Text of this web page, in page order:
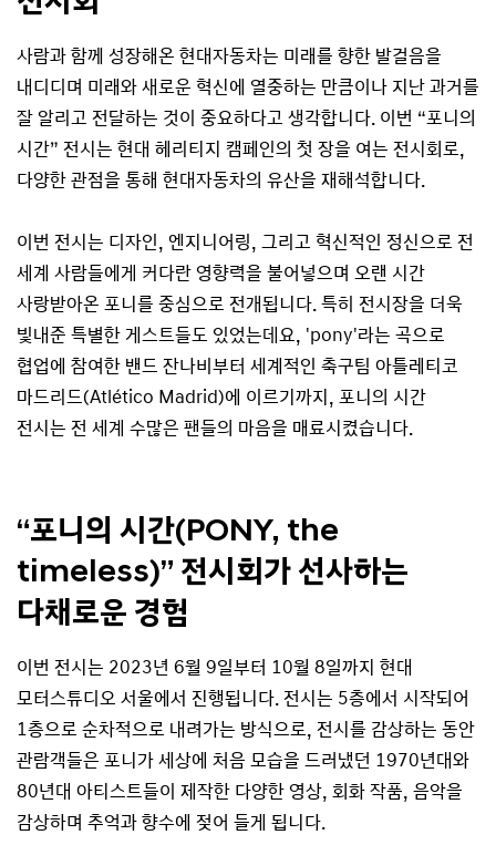
사람과 함께 성장해온 현대자동차는 미래를 향한 발걸음을
내디디며 미래와 새로운 혁신에 열중하는 만큼이나 지난 과거를
잘 알리고 전달하는 것이 중요하다고 생각합니다. 이번 “포니의
시간” 전시는 현대 헤리티지 캠페인의 첫 장을 여는 전시회로,
다양한 관점을 통해 현대자동차의 유산을 재해석합니다.
이번 전시는 디자인, 엔지니어링, 그리고 혁신적인 정신으로 전
세계 사람들에게 커다란 영향력을 불어넣으며 오랜 시간
사랑받아온 포니를 중심으로 전개됩니다. 특히 전시장을 더욱
빛내준 특별한 게스트들도 있었는데요, 'pony'라는 곡으로
협업에 참여한 밴드 잔나비부터 세계적인 축구팀 아틀레티코
마드리드(Atlético Madrid)에 이르기까지, 포니의 시간
전시는 전 세계 수많은 팬들의 마음을 매료시켰습니다.
“포니의 시간(PONY, the
timeless)” 전시회가 선사하는
다채로운 경험
이번 전시는 2023년 6월 9일부터 10월 8일까지 현대
모터스튜디오 서울에서 진행됩니다. 전시는 5층에서 시작되어
1층으로 순차적으로 내려가는 방식으로, 전시를 감상하는 동안
관람객들은 포니가 세상에 처음 모습을 드러냈던 1970년대와
80년대 아티스트들이 제작한 다양한 영상, 회화 작품, 음악을
감상하며 추억과 향수에 젖어 들게 됩니다.